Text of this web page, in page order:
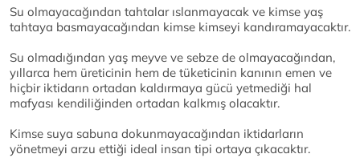
Su olmayacağından tahtalar ıslanmayacak ve kimse yaş
tahtaya basmayacağından kimse kimseyi kandıramayacaktır.
Su olmadığından yaş meyve ve sebze de olmayacağından,
yıllarca hem üreticinin hem de tüketicinin kanının emen ve
hiçbir iktidarın ortadan kaldırmaya gücü yetmediği hal
mafyası kendiliğinden ortadan kalkmış olacaktır.
Kimse suya sabuna dokunmayacağından iktidarların
yönetmeyi arzu ettiği ideal insan tipi ortaya çıkacaktır.